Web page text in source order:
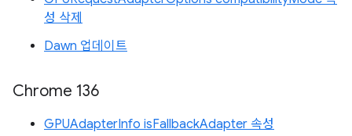
성 삭제
Dawn 업데이트
Chrome 136
GPUAdapterInfo isFallbackAdapter 속성